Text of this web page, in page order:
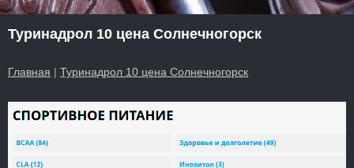
Туринадрол 10 цена Солнечногорск
Главная | Туринадрол 10 цена Солнечногорск